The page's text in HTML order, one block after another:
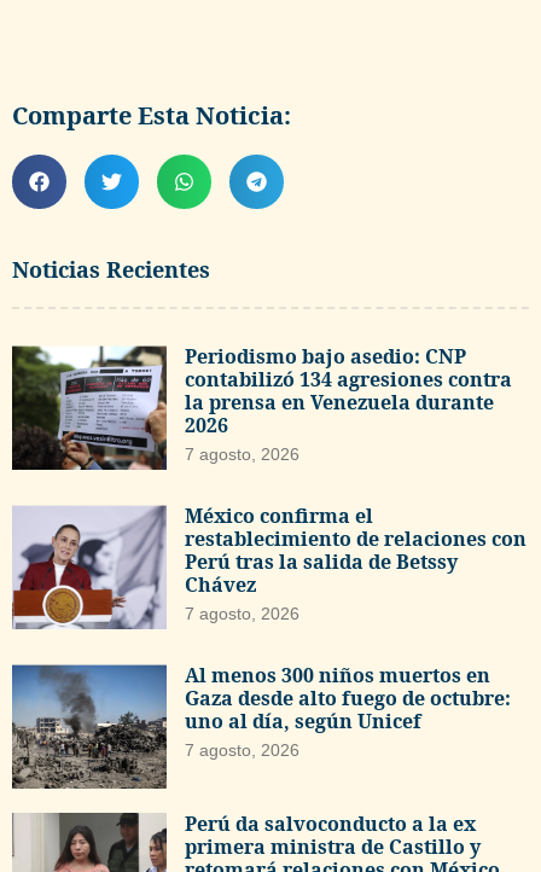
Noticias Recientes
Periodismo bajo asedio: CNP
contabilizó 134 agresiones contra
la prensa en Venezuela durante
2026
7 agosto, 2026
México confirma el
restablecimiento de relaciones con
Perú tras la salida de Betssy
Chávez
7 agosto, 2026
Al menos 300 niños muertos en
Gaza desde alto fuego de octubre:
uno al día, según Unicef
7 agosto, 2026
Perú da salvoconducto a la ex
primera ministra de Castillo y
Comparte Esta Noticia: